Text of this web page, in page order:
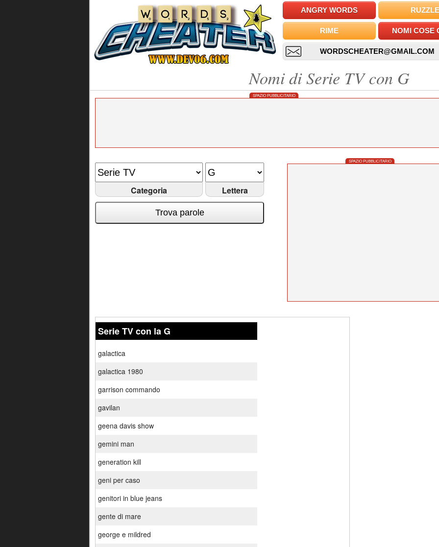
ANGRY WORDS RUZZLE
RIME NOMI COSE
WORDSCHEATER@GMAIL.COM
Nomi di Serie TV con G
SPAZIO PUBBLICITARIO
Categoria Lettera
Trova parole
SPAZIO PUBBLICITARIO
Serie TV con la G
galactica
galactica 1980
garrison commando
gavilan
geena davis show
gemini man
generation kill
geni per caso
genitori in blue jeans
gente di mare
george e mildred